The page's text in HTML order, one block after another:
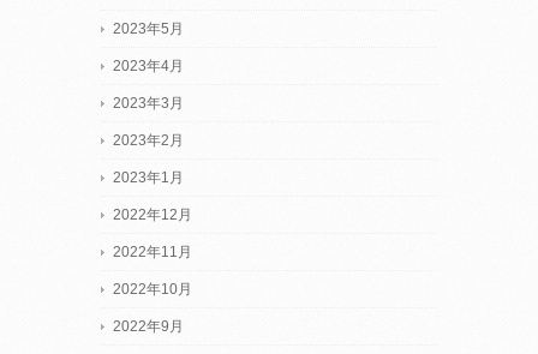
2023年5月
2023年4月
2023年3月
2023年2月
2023年1月
2022年12月
2022年11月
2022年10月
2022年9月